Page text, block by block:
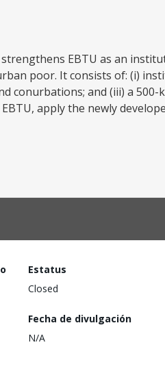
EBTU as an
poor. It consists of: (i)
conurbations; and (iii) a
apply the newly
Estatus
Closed
Fecha de divulgación
N/A